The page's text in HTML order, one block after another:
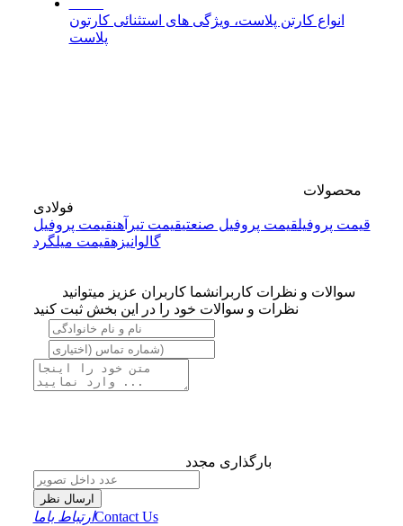
انواع کارتن پلاست، ویژگی های استثنائی کارتون
پلاست
محصولات
فولادی
قیمت پروفیلقیمت پروفیل صنعتیقیمت تیرآهنقیمت پروفیل
گالوانیزهقیمت میلگرد
سوالات و نظرات کاربرانشما کاربران عزیز میتوانید
نظرات و سوالات خود را در این بخش ثبت کنید
بارگذاری مجدد
ارسال نظر
ارتباط باماContact Us